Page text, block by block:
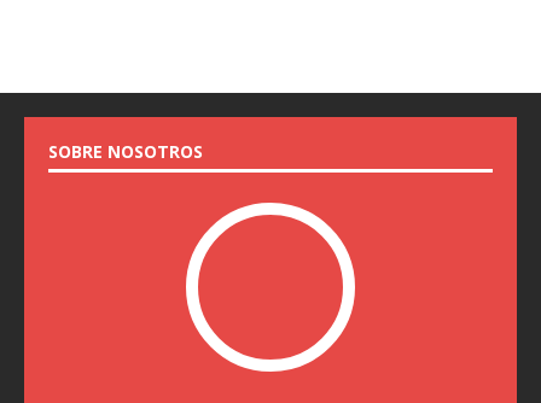
SOBRE NOSOTROS